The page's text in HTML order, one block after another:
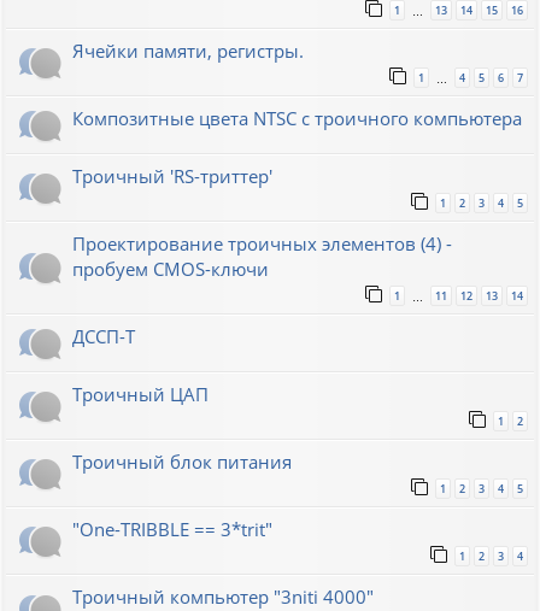
1 13 14 15 16
Ячейки памяти, регистры.
1 4 5 6 7
Композитные цвета NTSC с троичного компьютера
Троичный 'RS-триттер'
1 2 3 4 5
Проектирование троичных элементов (4) -
пробуем CMOS-ключи
1 … 11 12 13 14
ДССП-Т
Троичный ЦАП
1 2
Троичный блок питания
1 2 3 4 5
"One-TRIBBLE == 3*trit"
1 2 3 4
Троичный компьютер "3niti 4000"